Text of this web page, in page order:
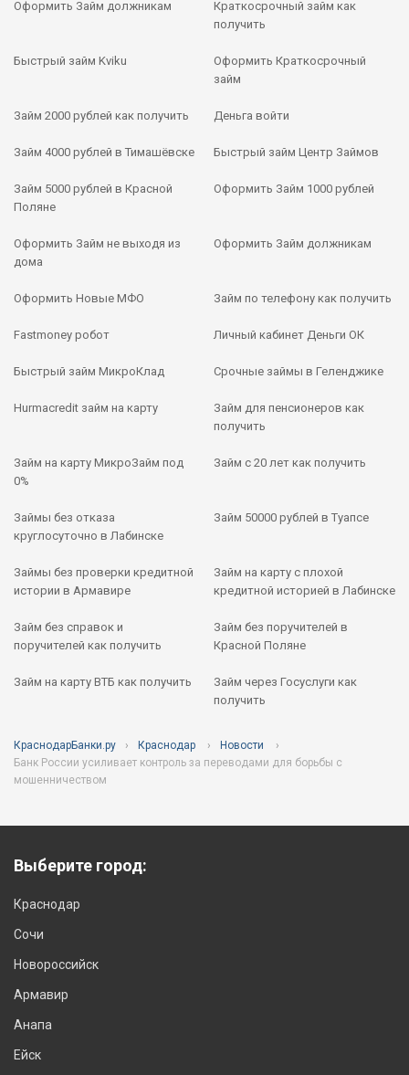
Оформить Займ должникам
Краткосрочный займ как
получить
Быстрый займ Kviku
Оформить Краткосрочный
займ
Займ 2000 рублей как получить Деньга войти
Займ 4000 рублей в Тимашёвске Быстрый займ Центр Займов
Займ 5000 рублей в Красной
Поляне
Оформить Займ 1000 рублей
Оформить Займ не выходя из
дома
Оформить Займ должникам
Оформить Новые МФО Займ по телефону как получить
Fastmoney робот Личный кабинет Деньги ОК
Быстрый займ МикроКлад Срочные займы в Геленджике
Hurmacredit займ на карту
Займ для пенсионеров как
получить
Займ на карту МикроЗайм под
0%
Займ с 20 лет как получить
Займы без отказа
круглосуточно в Лабинске
Займ 50000 рублей в Туапсе
Займы без проверки кредитной
истории в Армавире
Займ на карту с плохой
кредитной историей в Лабинске
Займ без справок и
поручителей как получить
Займ без поручителей в
Красной Поляне
Займ на карту ВТБ как получить
Займ через Госуслуги как
получить
КраснодарБанки.ру Краснодар
Новости
Банк России усиливает контроль за переводами для борьбы с
мошенничеством
Выберите город:
Краснодар
Сочи
Новороссийск
Армавир
Анапа
Ейск